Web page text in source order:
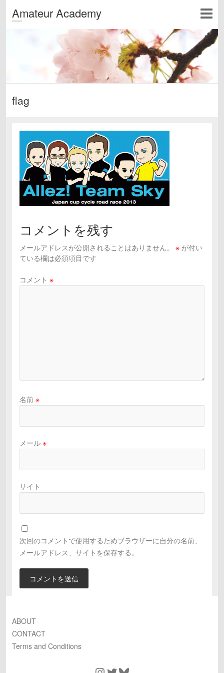
Amateur Academy
flag
コメントを残す
メールアドレスが公開されることはありません。 ※ が付い
ている欄は必須項目です
コメント ※
名前 ※
メール ※
サイト
次回のコメントで使用するためブラウザーに自分の名前、
メールアドレス、サイトを保存する。
ABOUT
CONTACT
Terms and Conditions